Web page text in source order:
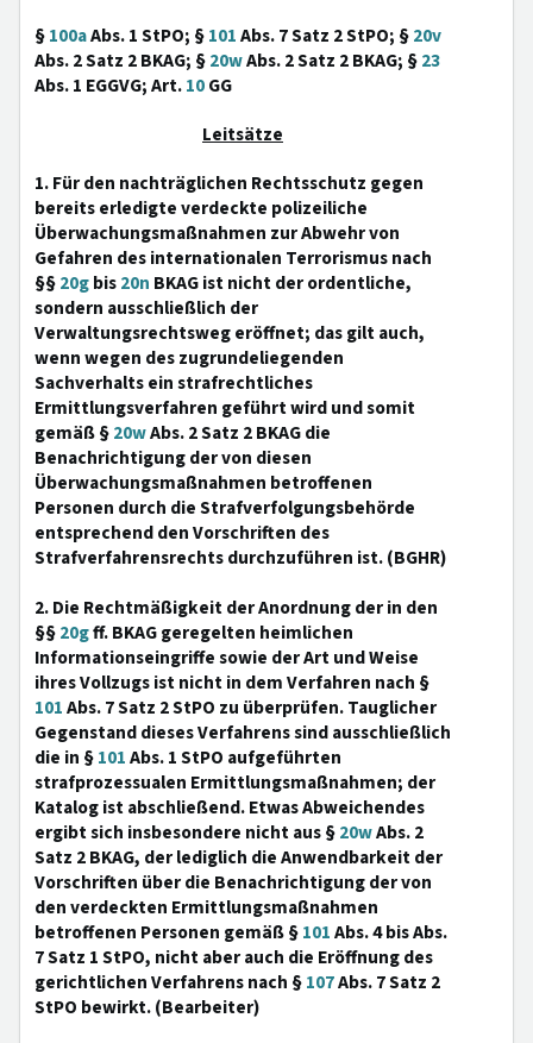
§100aAbs. 1 StPO; §101Abs. 7 Satz 2 StPO; §20v
Abs. 2 Satz 2 BKAG; §20wAbs. 2 Satz 2 BKAG; §23
Abs. 1 EGGVG; Art.10GG
Leitsätze
1. Für den nachträglichen Rechtsschutz gegen
bereits erledigte verdeckte polizeiliche
Überwachungsmaßnahmen zur Abwehr von
Gefahren des internationalen Terrorismus nach
§§20gbis20n BKAG ist nicht der ordentliche,
sondern ausschließlich der
Verwaltungsrechtsweg eröffnet; das gilt auch,
wenn wegen des zugrundeliegenden
Sachverhalts ein strafrechtliches
Ermittlungsverfahren geführt wird und somit
gemäß §20wAbs. 2 Satz 2 BKAG die
Benachrichtigung der von diesen
Überwachungsmaßnahmen betroffenen
Personen durch die Strafverfolgungsbehörde
entsprechend den Vorschriften des
Strafverfahrensrechts durchzuführen ist. (BGHR)
2. Die Rechtmäßigkeit der Anordnung der in den
§§20gff. BKAG geregelten heimlichen
Informationseingriffe sowie der Art und Weise
ihres Vollzugs ist nicht in dem Verfahren nach §
101Abs. 7 Satz 2 StPO zu überprüfen. Tauglicher
Gegenstand dieses Verfahrens sind ausschließlich
die in §101Abs. 1 StPO aufgeführten
strafprozessualen Ermittlungsmaßnahmen; der
Katalog ist abschließend. Etwas Abweichendes
ergibt sich insbesondere nicht aus §20wAbs. 2
Satz 2 BKAG, der lediglich die Anwendbarkeit der
Vorschriften über die Benachrichtigung der von
den verdeckten Ermittlungsmaßnahmen
betroffenen Personen gemäß §101Abs. 4 bis Abs.
7 Satz 1 StPO, nicht aber auch die Eröffnung des
gerichtlichen Verfahrens nach §107Abs. 7 Satz 2
StPO bewirkt. (Bearbeiter)